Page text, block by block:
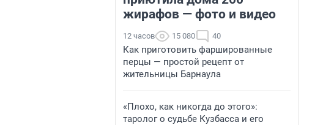
жирафов — фото и видео
12 часов 15 080 40
Как приготовить фаршированные
перцы — простой рецепт от
жительницы Барнаула
«Плохо, как никогда до этого»:
таролог о судьбе Кузбасса и его